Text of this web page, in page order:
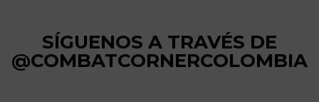
SÍGUENOS A TRAVÉS DE
@COMBATCORNERCOLOMBIA